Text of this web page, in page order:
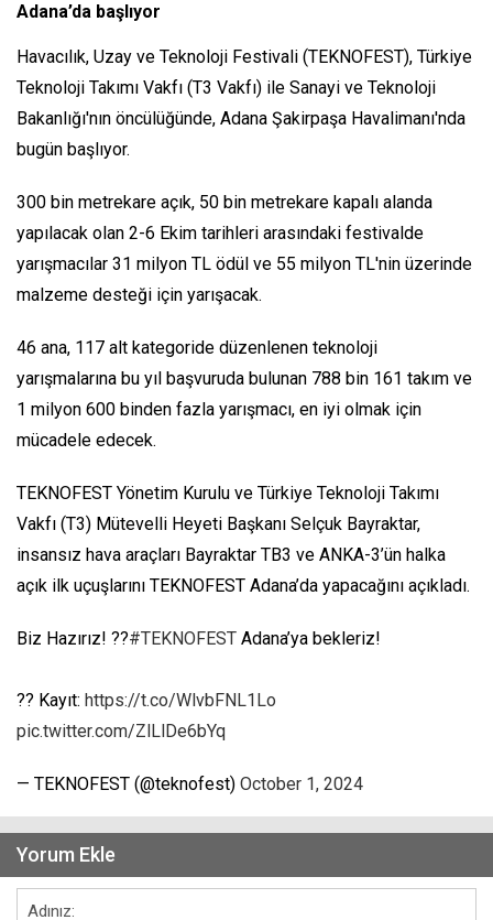
Adana’da başlıyor
Havacılık, Uzay ve Teknoloji Festivali (TEKNOFEST), Türkiye
Teknoloji Takımı Vakfı (T3 Vakfı) ile Sanayi ve Teknoloji
Bakanlığı'nın öncülüğünde, Adana Şakirpaşa Havalimanı'nda
bugün başlıyor.
300 bin metrekare açık, 50 bin metrekare kapalı alanda
yapılacak olan 2-6 Ekim tarihleri arasındaki festivalde
yarışmacılar 31 milyon TL ödül ve 55 milyon TL'nin üzerinde
malzeme desteği için yarışacak.
46 ana, 117 alt kategoride düzenlenen teknoloji
yarışmalarına bu yıl başvuruda bulunan 788 bin 161 takım ve
1 milyon 600 binden fazla yarışmacı, en iyi olmak için
mücadele edecek.
TEKNOFEST Yönetim Kurulu ve Türkiye Teknoloji Takımı
Vakfı (T3) Mütevelli Heyeti Başkanı Selçuk Bayraktar,
insansız hava araçları Bayraktar TB3 ve ANKA-3’ün halka
açık ilk uçuşlarını TEKNOFEST Adana’da yapacağını açıkladı.
Biz Hazırız! ??#TEKNOFEST Adana’ya bekleriz!
?? Kayıt: https://t.co/WlvbFNL1Lo
pic.twitter.com/ZlLlDe6bYq
— TEKNOFEST (@teknofest) October 1, 2024
Yorum Ekle